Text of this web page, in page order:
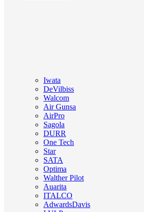
Iwata
DeVilbiss
Walcom
Air Gunsa
AirPro
Sagola
DURR
One Tech
Star
SATA
Optima
Walther Pilot
Auarita
ITALCO
AdwardsDavis